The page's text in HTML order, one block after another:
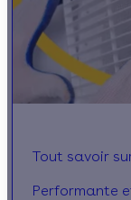
Tout savoir
Performante